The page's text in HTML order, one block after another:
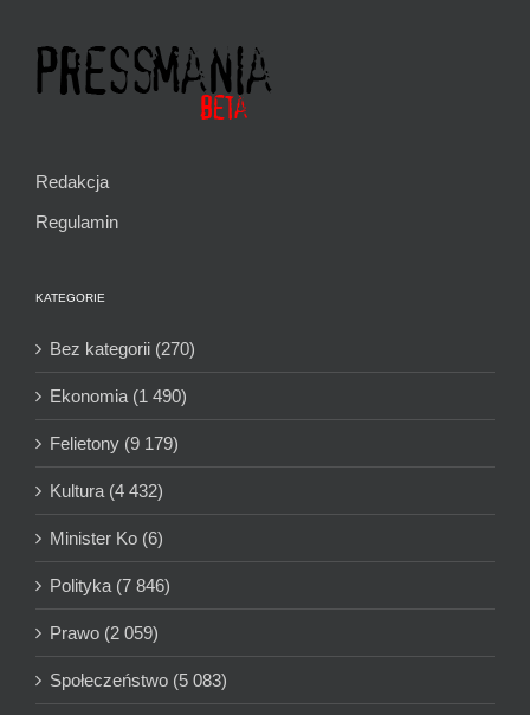
Redakcja
Regulamin
KATEGORIE
Bez kategorii (270)
Ekonomia (1 490)
Felietony (9 179)
Kultura (4 432)
Minister Ko (6)
Polityka (7 846)
Prawo (2 059)
Społeczeństwo (5 083)